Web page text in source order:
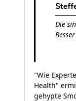
Die
"Wie
Health"
gehypte